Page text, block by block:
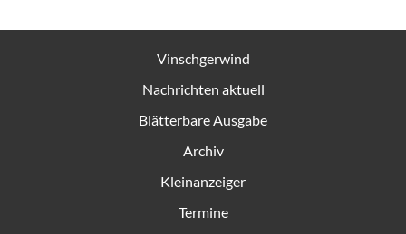
Vinschgerwind
Nachrichten aktuell
Blätterbare Ausgabe
Archiv
Kleinanzeiger
Termine